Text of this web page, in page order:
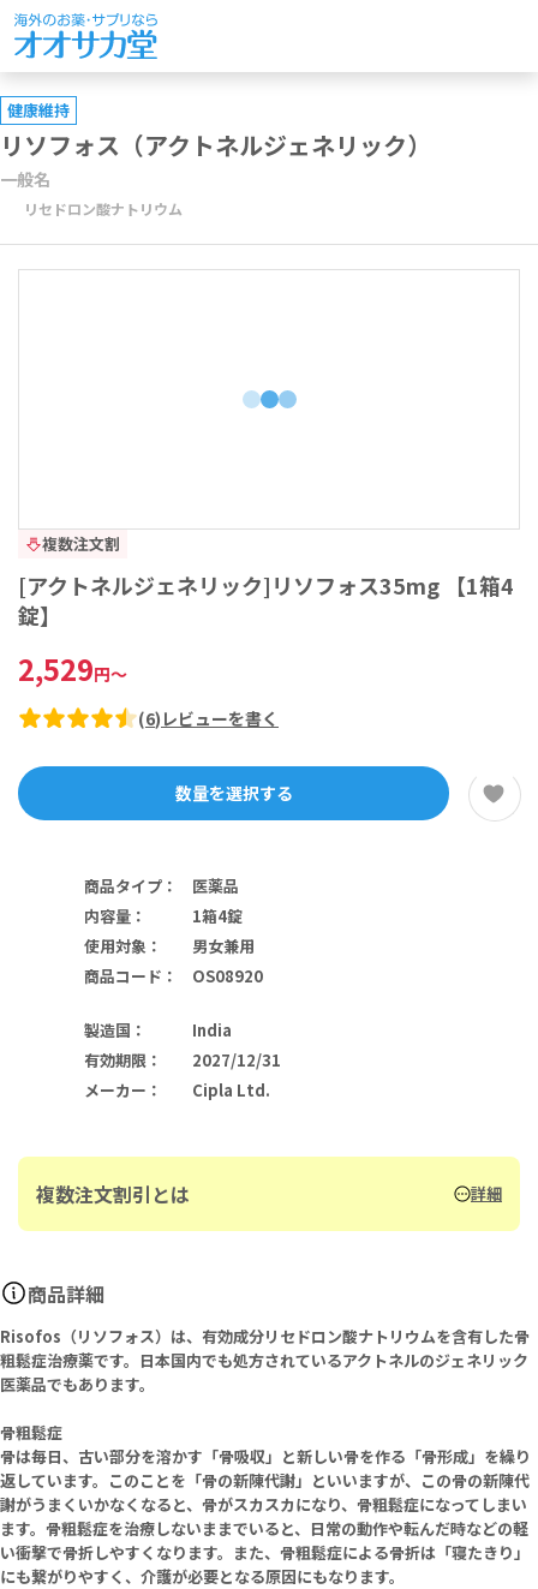
健康維持
リソフォス（アクトネルジェネリック）
一般名
リセドロン酸ナトリウム
複数注文割
[アクトネルジェネリック]リソフォス35mg 【1箱4
錠】
2,529円～
(6) レビューを書く
数量を選択する
商品タイプ ：
医薬品
内容量 ：
1箱4錠
使用対象 ：
男女兼用
商品コード ： OS08920
製造国 ：
India
有効期限 ：
2027/12/31
メーカー ： Cipla Ltd.
複数注文割引とは 詳細
商品詳細
Risofos（リソフォス）は、有効成分リセドロン酸ナトリウムを含有した骨
粗鬆症治療薬です。日本国内でも処方されているアクトネルのジェネリック
医薬品でもあります。
骨粗鬆症
骨は毎日、古い部分を溶かす「骨吸収」と新しい骨を作る「骨形成」を繰り
返しています。このことを「骨の新陳代謝」といいますが、この骨の新陳代
謝がうまくいかなくなると、骨がスカスカになり、骨粗鬆症になってしまい
ます。骨粗鬆症を治療しないままでいると、日常の動作や転んだ時などの軽
い衝撃で骨折しやすくなります。また、骨粗鬆症による骨折は「寝たきり」
にも繋がりやすく、介護が必要となる原因にもなります。